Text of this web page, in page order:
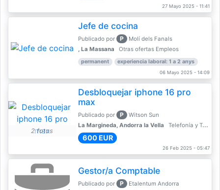
27 Mayo 2025 - 11:41
Jefe de cocina
Publicado por P
Molí dels Fanals
, La Massana
Otras ofertas Empleos
permanent experiencia laboral: 1 a 2 anys
06 Mayo 2025 - 14:09
2 fotos
Desbloquejar iphone 16 pro
max
Publicado por P
Witson Sun
La Margineda, Andorra la Vella
Telefonía y Telecomunicaciones
600 EUR
26 Feb 2025 - 05:47
Gestor/a Comptable
Publicado por P
Etalentum Andorra